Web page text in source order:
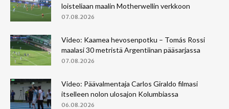
loisteliaan maalin Motherwellin verkkoon
07.08.2026
Video: Kaamea hevosenpotku – Tomás Rossi
maalasi 30 metristä Argentiinan pääsarjassa
07.08.2026
Video: Päävalmentaja Carlos Giraldo filmasi
itselleen nolon ulosajon Kolumbiassa
06.08.2026